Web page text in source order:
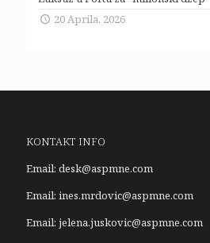
20 Aprila, 2026
KONTAKT INFO
Email: desk@aspmne.com
Email: ines.mrdovic@aspmne.com
Email: jelena.juskovic@aspmne.com